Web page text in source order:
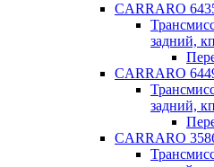
CARRARO
задний,
CARRARO
задний,
CARRARO